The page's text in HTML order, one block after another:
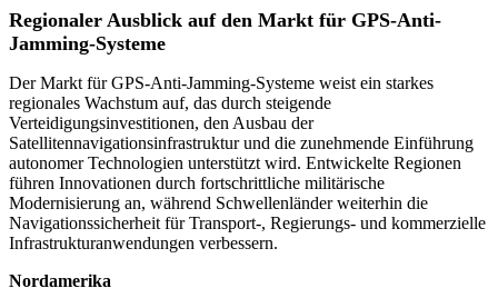
Regionaler Ausblick auf den Markt für GPS-Anti-
Jamming-Systeme
Der Markt für GPS-Anti-Jamming-Systeme weist ein starkes
regionales Wachstum auf, das durch steigende
Verteidigungsinvestitionen, den Ausbau der
Satellitennavigationsinfrastruktur und die zunehmende Einführung
autonomer Technologien unterstützt wird. Entwickelte Regionen
führen Innovationen durch fortschrittliche militärische
Modernisierung an, während Schwellenländer weiterhin die
Navigationssicherheit für Transport-, Regierungs- und kommerzielle
Infrastrukturanwendungen verbessern.
Nordamerika